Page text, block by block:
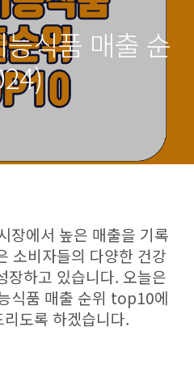
식품 매출 순
장에서 높은 매출을 기록
소비자들의 다양한 건강
장하고 있습니다. 오늘은
식품 매출 순위 top10에
도록 하겠습니다.